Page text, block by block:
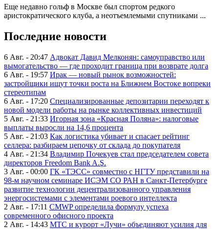
Еще недавно гольф в Москве был спортом редкого
аристократического клуба, а неотъемлемыми спутниками ...
Последние новости
6 Авг. - 20:47 Адвокат Давид Мелконян: самоуправство или
вымогательство — где проходит граница при возврате долга
6 Авг. - 19:57 Ирак — новый рынок возможностей:
застройщики ищут точки роста на Ближнем Востоке вопреки
стереотипам
6 Авг. - 17:20 Специализированные депозитарии переходят к
новой модели работы на рынке коллективных инвестиций
5 Авг. - 21:33 Игорная зона «Красная Поляна»: налоговые
выплаты выросли на 14,6 процента
5 Авг. - 21:03 Как логистика убивает и спасает рейтинг
селлера: разбираем цепочку от склада до покупателя
4 Авг. - 21:34 Владимир Почекуев стал председателем совета
директоров Freedom Bank A.Ş.
3 Авг. - 00:00 ГК «ТЭСС» совместно с НГТУ представили на
98-м научном семинаре ИСЭМ СО РАН в Санкт-Петербурге
развитие технологии децентрализованного управления
энергосистемами с элементами роевого интеллекта
2 Авг. - 17:11 CMWP определила формулу успеха
современного офисного проекта
2 Авг. - 14:43 МТС и курорт «Лучи» объединяют усилия для